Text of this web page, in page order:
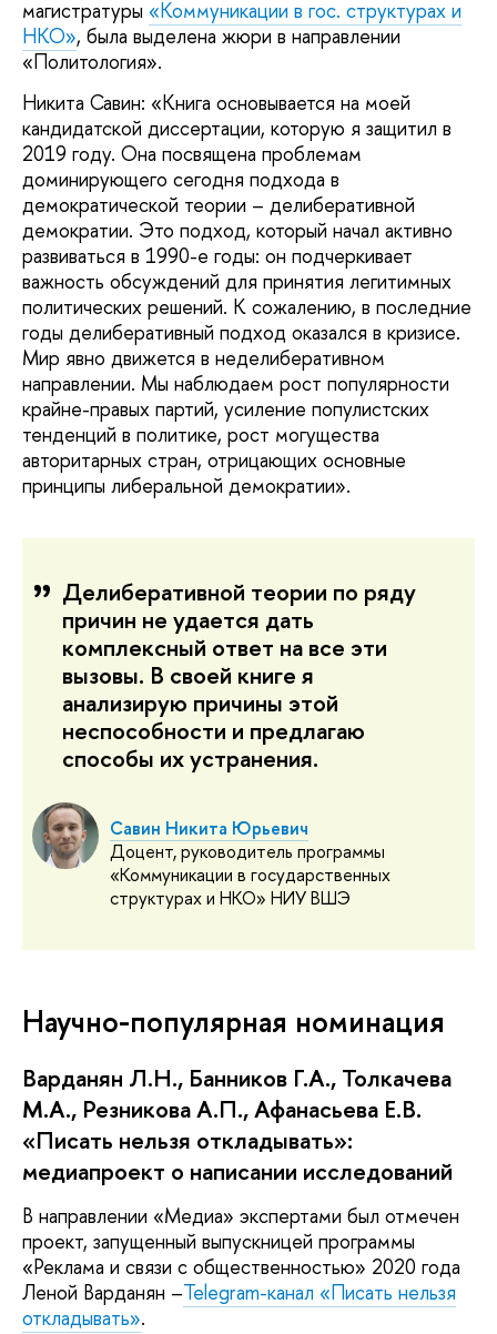
магистратуры «Коммуникации в гос. структурах и
НКО», была выделена жюри в направлении
«Политология».
Никита Савин: «Книга основывается на моей
кандидатской диссертации, которую я защитил в
2019 году. Она посвящена проблемам
доминирующего сегодня подхода в
демократической теории – делиберативной
демократии. Это подход, который начал активно
развиваться в 1990-е годы: он подчеркивает
важность обсуждений для принятия легитимных
политических решений. К сожалению, в последние
годы делиберативный подход оказался в кризисе.
Мир явно движется в неделиберативном
направлении. Мы наблюдаем рост популярности
крайне-правых партий, усиление популистских
тенденций в политике, рост могущества
авторитарных стран, отрицающих основные
принципы либеральной демократии».
Делиберативной теории по ряду
причин не удается дать
комплексный ответ на все эти
вызовы. В своей книге я
анализирую причины этой
неспособности и предлагаю
способы их устранения.
Савин Никита Юрьевич
Доцент, руководитель программы
«Коммуникации в государственных
структурах и НКО» НИУ ВШЭ
Научно-популярная номинация
Варданян Л.Н., Банников Г.А., Толкачева
М.А., Резникова А.П., Афанасьева Е.В.
«Писать нельзя откладывать»:
медиапроект о написании исследований
В направлении «Медиа» экспертами был отмечен
проект, запущенный выпускницей программы
«Реклама и связи с общественностью» 2020 года
Леной Варданян –Telegram-канал «Писать нельзя
откладывать».